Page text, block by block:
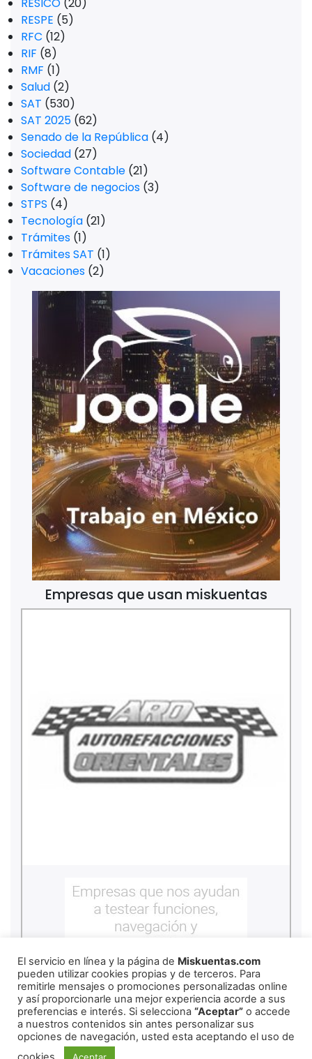
RESPE (5)
RFC (12)
RIF (8)
RMF (1)
Salud (2)
SAT (530)
SAT 2025 (62)
Senado de la República (4)
Sociedad (27)
Software Contable (21)
Software de negocios (3)
STPS (4)
Tecnología (21)
Trámites (1)
Trámites SAT (1)
Vacaciones (2)
Empresas que usan miskuentas
El servicio en línea y la página de Miskuentas.com
pueden utilizar cookies propias y de terceros. Para
remitirle mensajes o promociones personalizadas online
y así proporcionarle una mejor experiencia acorde a sus
preferencias e interés. Si selecciona “Aceptar” o accede
a nuestros contenidos sin antes personalizar sus
opciones de navegación, usted esta aceptando el uso de